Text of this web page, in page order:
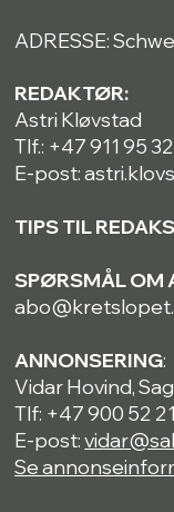
ADRESSE:
REDAKTØR:
Astri Kløvstad
Tlf.: +47 911 95
E-post:
TIPS TIL
SPØRSMÅL OM
ANNONSERING:
Vidar Hovind,
Tlf: +47 900 52
E-post:
Se